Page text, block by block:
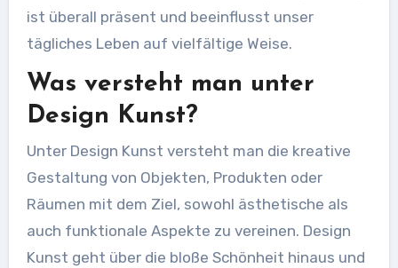
ist überall präsent und beeinflusst unser
tägliches Leben auf vielfältige Weise.
Was versteht man unter
Design Kunst?
Unter Design Kunst versteht man die kreative
Gestaltung von Objekten, Produkten oder
Räumen mit dem Ziel, sowohl ästhetische als
auch funktionale Aspekte zu vereinen. Design
Kunst geht über die bloße Schönheit hinaus und